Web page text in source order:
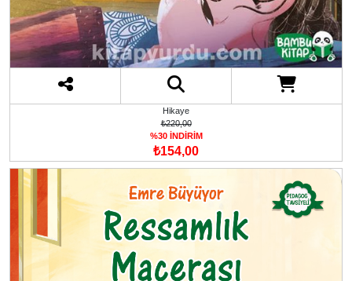
Hikaye
₺220,00
%30 İNDİRİM
₺154,00